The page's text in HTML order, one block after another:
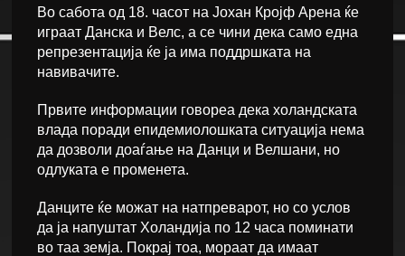
Во сабота од 18. часот на Јохан Кројф Арена ќе
играат Данска и Велс, а се чини дека само една
репрезентација ќе ја има поддршката на
навивачите.
Првите информации говореа дека холандската
влада поради епидемиолошката ситуација нема
да дозволи доаѓање на Данци и Велшани, но
одлуката е променета.
Данците ќе можат на натпреварот, но со услов
да ја напуштат Холандија по 12 часа поминати
во таа земја. Покрај тоа, мораат да имаат